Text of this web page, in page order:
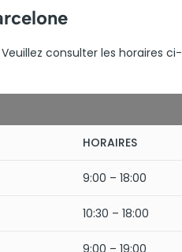
consulter les horaires ci-
HORAIRES
9:00 – 18:00
10:30 – 18:00
9:00 – 19:00